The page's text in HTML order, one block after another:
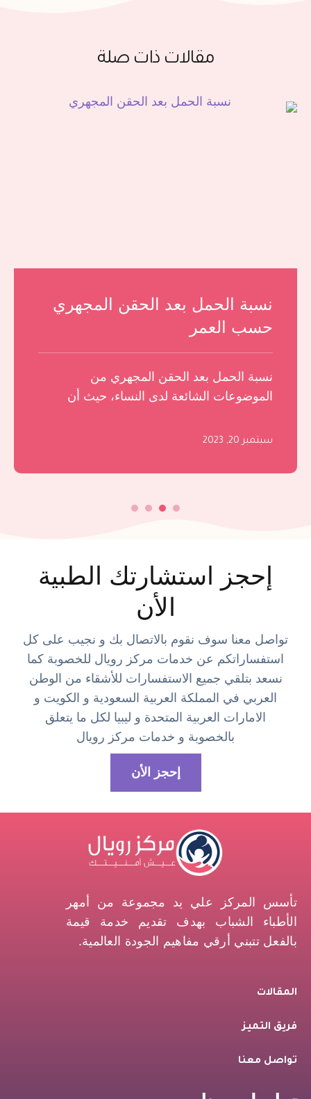
مقالات ذات صلة
نسبة الحمل بعد الحقن المجهري
حسب العمر
نسبة الحمل بعد الحقن المجهري من
الموضوعات الشائعة لدى النساء، حيث أن
ما …
سبتمبر 20, 2023
إحجز استشارتك الطبية
الأن
تواصل معنا سوف نقوم بالاتصال بك و نجيب على كل
استفساراتكم عن خدمات مركز رويال للخصوبة كما
نسعد بتلقي جميع الاستفسارات للأشقاء من الوطن
العربي في المملكة العربية السعودية و الكويت و
الامارات العربية المتحدة و ليبيا لكل ما يتعلق
بالخصوبة و خدمات مركز رويال
إحجز الأن
تأسس المركز علي يد مجموعة من أمهر
الأطباء الشباب بهدف تقديم خدمة قيمة
بالفعل تتبني أرقي مفاهيم الجودة العالمية.
المقالات
فريق التميز
تواصل معنا